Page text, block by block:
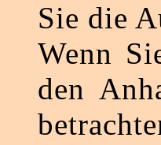
Sie die
Wenn
den